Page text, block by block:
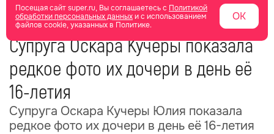
Посещая сайт super.ru, Вы соглашаетесь с Политикой
обработки персональных данныхи с использованием
файлов cookie, указанных в Политике.
ОК
главная новости о звездах новости
18 июня 13:51
Супруга Оскара Кучеры показала
редкое фото их дочери в день её
16-летия
Супруга Оскара Кучеры Юлия показала
редкое фото их дочери в день её 16-летия